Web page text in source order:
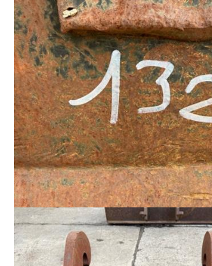
MOTEUR
CINTREUSE FER À BÉTON
CISEAUX À BÉTON
BROYEUR
SALEUSES
PANIER DE TRAVAIL
MACHINE POUR PIÈCE